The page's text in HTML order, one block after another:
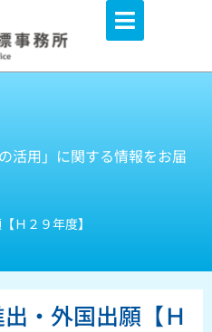
活用」に関する情報をお届
Ｈ２９年度】
出・外国出願【Ｈ